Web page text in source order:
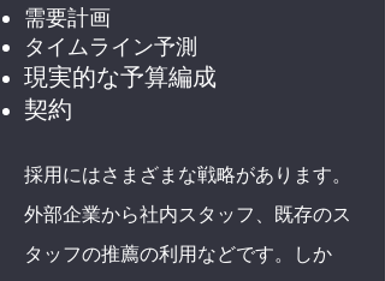
需要計画
タイムライン予測
現実的な予算編成
契約
採用にはさまざまな戦略があります。
外部企業から社内スタッフ、既存のス
タッフの推薦の利用などです。しか